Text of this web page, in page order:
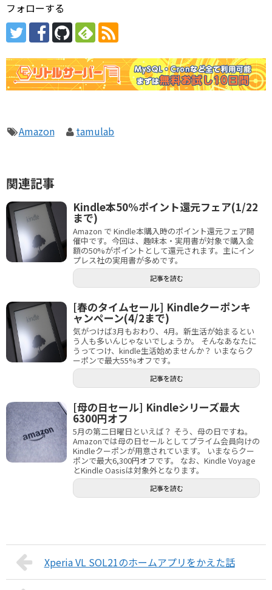
フォローする
Amazon tamulab
関連記事
Kindle本50%ポイント還元フェア(1/22
まで)
Amazon で Kindle本購入時のポイント還元フェア開
催中です。今回は、趣味本・実用書が対象で購入金
額の50%がポイントとして還元されます。主にイン
プレス社の実用書が多めです。
記事を読む
[春のタイムセール] Kindleクーポンキ
ャンペーン(4/2まで)
気がつけば3月もおわり、4月。新生活が始まるとい
う人も多いんじゃないでしょうか。 そんなあなたに
うってつけ、kindle生活始めませんか？ いまならク
ーポンで最大55%オフです。
記事を読む
[母の日セール] Kindleシリーズ最大
6300円オフ
5月の第二日曜日といえば？ そう、母の日ですね。
Amazonでは母の日セールとしてプライム会員向けの
Kindleクーポンが用意されています。 いまならクー
ポンで最大6,300円オフです。 なお、Kindle Voyage
とKindle Oasisは対象外となります。
記事を読む
Xperia VL SOL21のホームアプリをかえた話